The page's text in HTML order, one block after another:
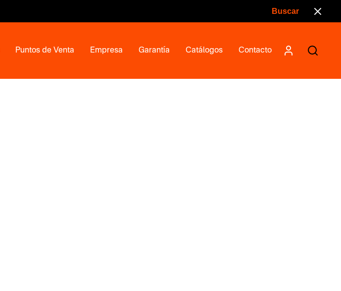
Puntos de Venta Empresa Garantía Catálogos Contacto